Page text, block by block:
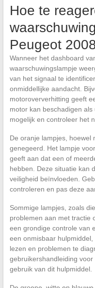
Hoe te
Peugeot
Wanneer het dashboard
waarschuwingslampje
van het signaal te
onmiddellijke aandacht.
motoroververhitting geeft
motor kan beschadigen
mogelijk en controleer het
De oranje lampjes, hoewel
genegeerd. Het lampje
geeft aan dat een of
hebben. Deze situatie kan
veiligheid beïnvloeden.
controleren en pas deze
Sommige lampjes, zoals
problemen aan met tractie
een grondige controle van
een onmisbaar
lezen en problemen te
gebruikershandleiding
gebruik van dit hulpmiddel.